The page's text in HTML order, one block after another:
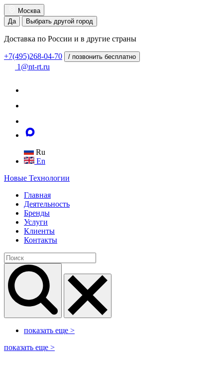
Москва
Да
Выбрать другой город
Доставка по России и в другие страны
+7(495)268-04-70 / позвонить бесплатно
1@nt-rt.ru
Ru
En
Новые Технологии
Главная
Деятельность
Бренды
Услуги
Клиенты
Контакты
показать еще >
показать еще >